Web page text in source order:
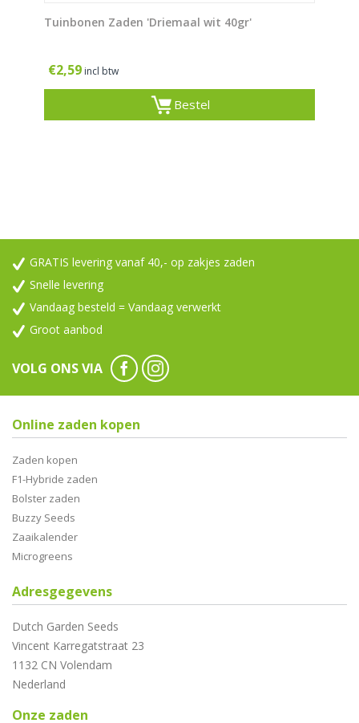
Tuinbonen Zaden 'Driemaal wit 40gr'
€2,59 incl btw
Bestel
GRATIS levering vanaf 40,- op zakjes zaden
Snelle levering
Vandaag besteld = Vandaag verwerkt
Groot aanbod
VOLG ONS VIA
Online zaden kopen
Zaden kopen
F1-Hybride zaden
Bolster zaden
Buzzy Seeds
Zaaikalender
Microgreens
Adresgegevens
Dutch Garden Seeds
Vincent Karregatstraat 23
1132 CN Volendam
Nederland
Onze zaden